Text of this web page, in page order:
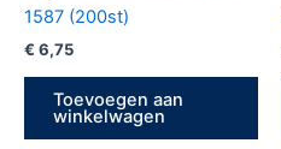
1587 (200st)
€ 6,75
Toevoegen aan
winkelwagen